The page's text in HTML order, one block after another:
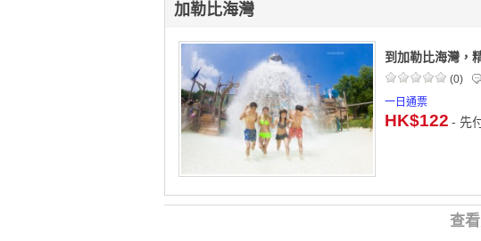
加勒比海灣
到加勒比海灣，
(0)
一日通票
HK$122 - 先
查